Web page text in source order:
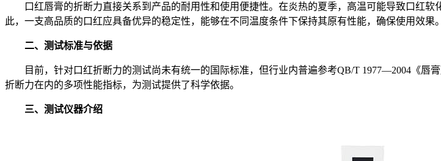
口红唇膏的折断力直接关系到产品的耐用性和使用便捷性。在炎热的夏季，高温可能导致口红软
此，一支高品质的口红应具备优异的稳定性，能够在不同温度条件下保持其原有性能，确保使用效果。
二、测试标准与依据
目前，针对口红折断力的测试尚未有统一的国际标准，但行业内普遍参考QB/T 1977—2004《唇
折断力在内的多项性能指标，为测试提供了科学依据。
三、测试仪器介绍